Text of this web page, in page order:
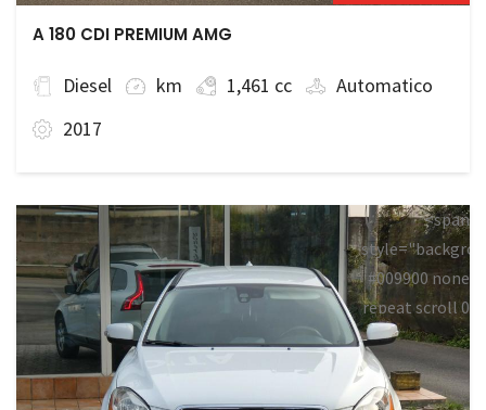
A 180 CDI PREMIUM AMG
Diesel km 1,461 cc
Automatico
2017
<span
#009900 none
repeat scroll 0